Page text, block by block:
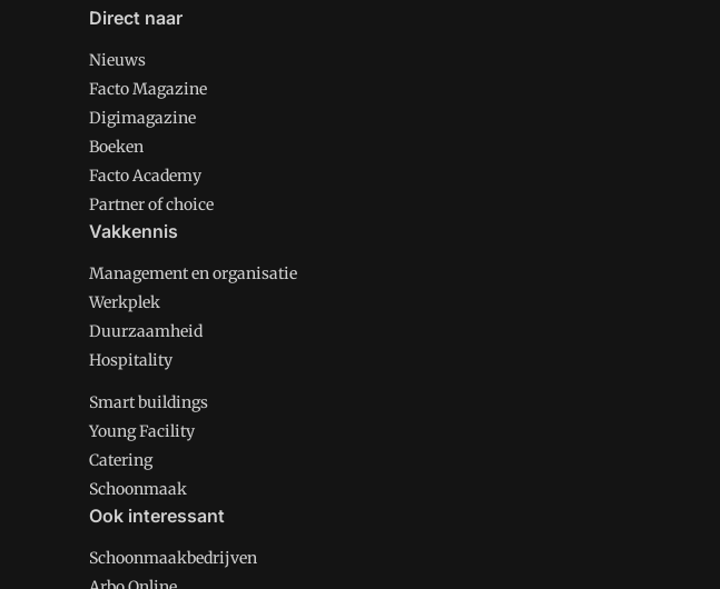
Direct naar
Nieuws
Facto Magazine
Digimagazine
Boeken
Facto Academy
Partner of choice
Vakkennis
Management en organisatie
Werkplek
Duurzaamheid
Hospitality
Smart buildings
Young Facility
Catering
Schoonmaak
Ook interessant
Schoonmaakbedrijven